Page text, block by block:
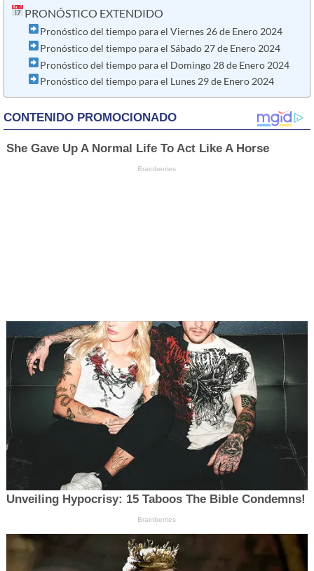
PRONÓSTICO EXTENDIDO
Pronóstico del tiempo para el Viernes 26 de Enero 2024
Pronóstico del tiempo para el Sábado 27 de Enero 2024
Pronóstico del tiempo para el Domingo 28 de Enero 2024
Pronóstico del tiempo para el Lunes 29 de Enero 2024